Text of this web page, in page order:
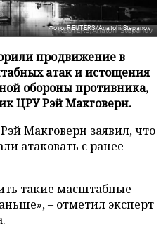
Фото: REUTERS/Anatolii Stepanov
продвижение в
атак и истощения
обороны противника,
ЦРУ Рэй Макговерн.
Макговерн заявил, что
атаковать с ранее
такие масштабные
– отметил эксперт